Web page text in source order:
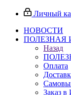
Личный
НОВОСТИ
ПОЛЕЗНАЯ
Назад
Оплата
Заказ в